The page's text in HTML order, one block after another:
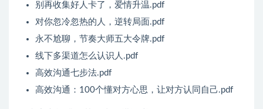
别再收集好人卡了，爱情升温.pdf
对你忽冷忽热的人，逆转局面.pdf
永不尬聊，节奏大师五大令牌.pdf
线下多渠道怎么认识人.pdf
高效沟通七步法.pdf
高效沟通：100个懂对方心思，让对方认同自己.pdf